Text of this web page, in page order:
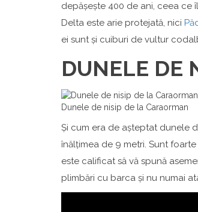
depășește 400 de ani, ceea ce
Delta este arie protejată, nici
ei sunt și cuiburi de vultur
DUNELE DE
Dunele de nisip de la Caraorman
Și cum era de așteptat dunele
înălțimea de 9 metri. Sunt
este calificat să vă spună
plimbări cu barca și nu numai